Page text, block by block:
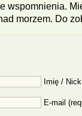
wspomnienia.
morzem. Do
Imię /
E-mail